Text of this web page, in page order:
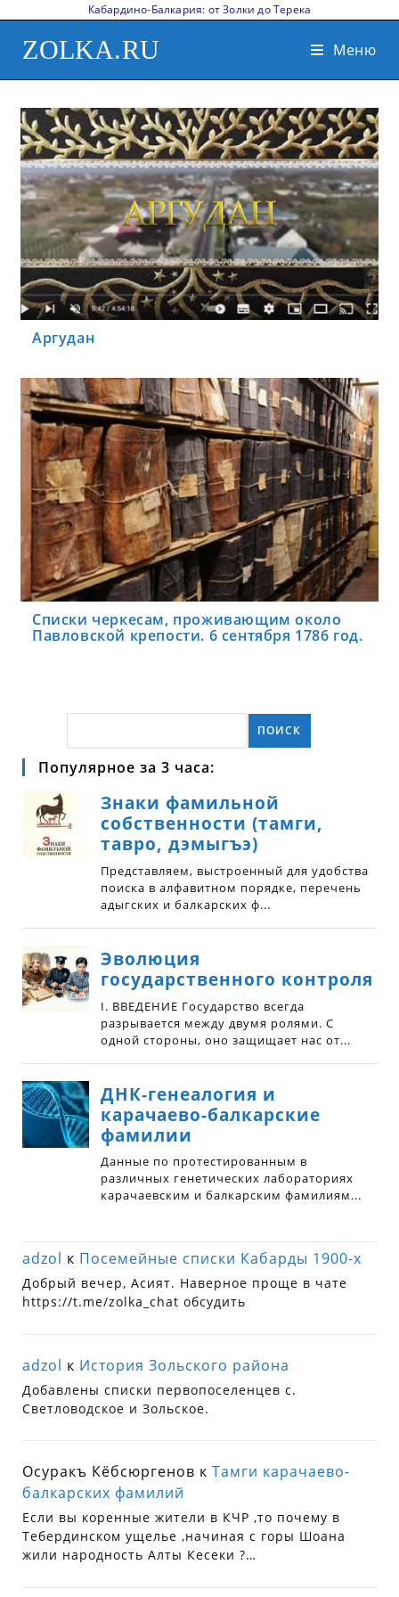
Кабардино-Балкария: от Золки до Терека
ZOLKA.RU Меню
Аргудан
Списки черкесам, проживающим около
Павловской крепости. 6 сентября 1786 год.
ПОИСК
Популярное за 3 часа:
adzol к Посемейные списки Кабарды 1900-х
Добрый вечер, Асият. Наверное проще в чате
https://t.me/zolka_chat обсудить
adzol к История Зольского района
Добавлены списки первопоселенцев с.
Светловодское и Зольское.
Осуракъ Кёбсюргенов кТамги карачаево-
балкарских фамилий
Если вы коренные жители в КЧР ,то почему в
Тебердинском ущелье ,начиная с горы Шоана
жили народность Алты Кесеки ?…